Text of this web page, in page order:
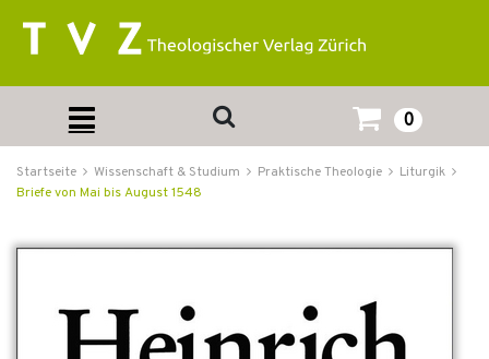
0
Startseite Wissenschaft & Studium Praktische Theologie
Liturgik
Briefe von Mai bis August 1548